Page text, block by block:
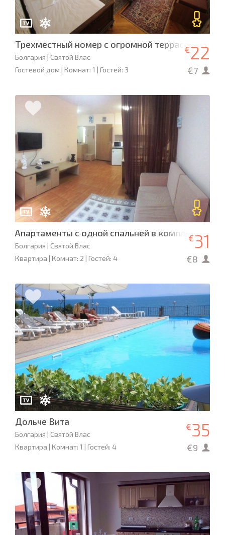
Трехместный номер с огромной террасой в
Болгария | Святой Влас
Гостевой дом | Комнат: 1 | Гостей: 3
€22
€7
Апартаменты с одной спальней в комплексе
Болгария | Святой Влас
Квартира | Комнат: 2 | Гостей: 4
€31
€8
Дольче Вита
Болгария | Святой Влас
Квартира | Комнат: 1 | Гостей: 4
€35
€9